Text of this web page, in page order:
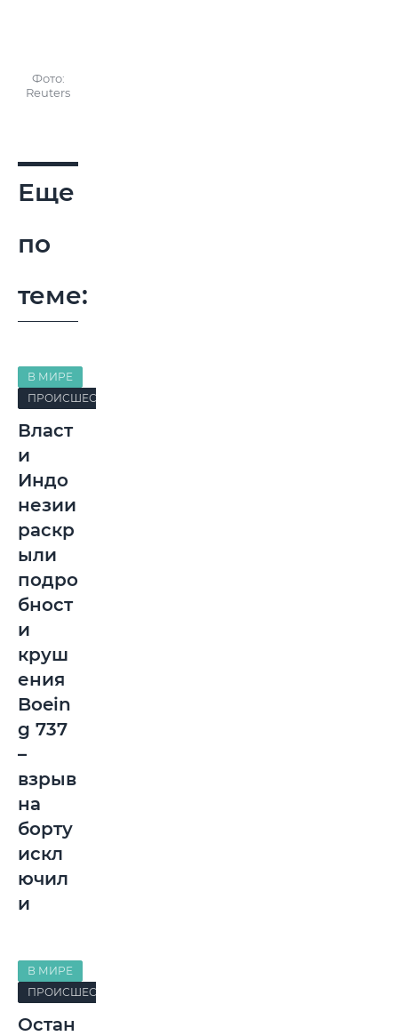
Фото:
Reuters
Еще
по
теме:
В МИРЕ
ПРОИСШЕСТВИЯ
Власт
и
Индо
незии
раскр
ыли
подро
бност
и
круш
ения
Boein
g 737
–
взрыв
на
борту
искл
ючил
и
В МИРЕ
ПРОИСШЕСТВИЯ
Остан